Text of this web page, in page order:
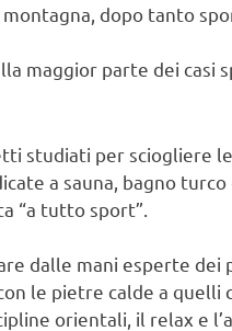
dopo tanto
maggior parte dei casi
studiati per sciogliere
a sauna, bagno
“a tutto sport”.
dalle mani esperte dei
le pietre calde a
orientali, il relax e